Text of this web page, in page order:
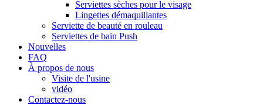
Serviettes sèches pour le visage
Lingettes démaquillantes
Serviette de beauté en rouleau
Serviettes de bain Push
Nouvelles
FAQ
À propos de nous
Visite de l'usine
vidéo
Contactez-nous